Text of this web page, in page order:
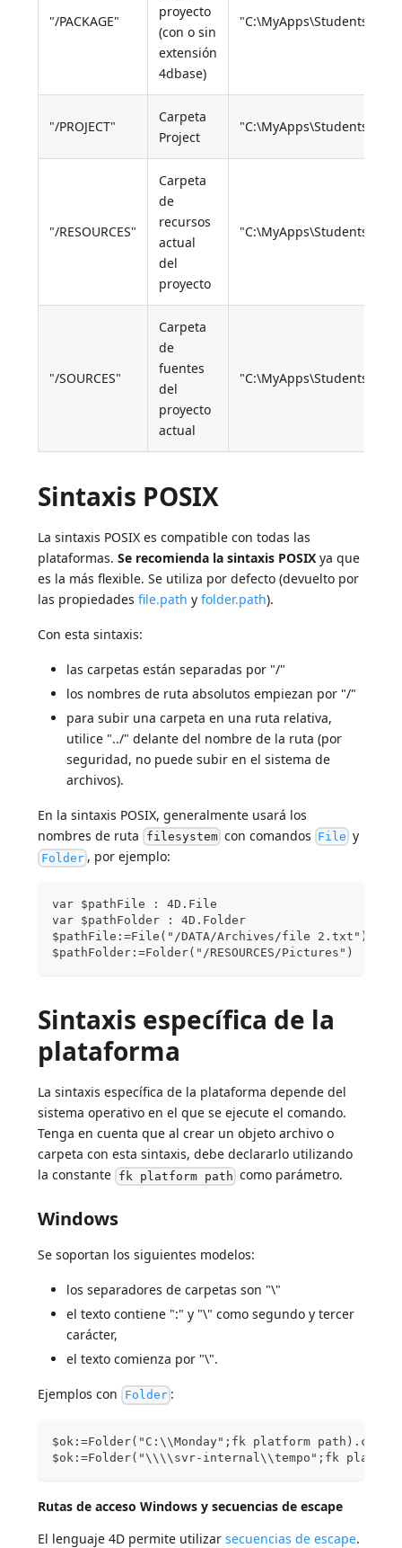
"/PACKAGE"
proyecto
(con o sin
extensión
4dbase)
"C:\MyApps\Students\"
"/PROJECT"
Carpeta
Project
"/RESOURCES"
Carpeta
de
recursos
actual
del
proyecto
"/SOURCES"
Carpeta
de
fuentes
del
proyecto
actual
Sintaxis POSIX
La sintaxis POSIX es compatible con todas las
plataformas.Se recomienda la sintaxis POSIX ya que
es la más flexible. Se utiliza por defecto (devuelto por
las propiedadesfile.path yfolder.path).
Con esta sintaxis:
las carpetas están separadas por "/"
los nombres de ruta absolutos empiezan por "/"
para subir una carpeta en una ruta relativa,
utilice "../" delante del nombre de la ruta (por
seguridad, no puede subir en el sistema de
archivos).
En la sintaxis POSIX, generalmente usará los
nombres de ruta filesystem con comandos File y
Folder , por ejemplo:
var $pathFile : 4D.File
var $pathFolder : 4D.Folder
$pathFile:=File("/DATA/Archives/file 2.txt")
$pathFolder:=Folder("/RESOURCES/Pictures")
Sintaxis específica de la
plataforma
La sintaxis específica de la plataforma depende del
sistema operativo en el que se ejecute el comando.
Tenga en cuenta que al crear un objeto archivo o
carpeta con esta sintaxis, debe declararlo utilizando
la constante fk platform path como parámetro.
Windows
Se soportan los siguientes modelos:
los separadores de carpetas son "\"
el texto contiene ":" y "\" como segundo y tercer
carácter,
el texto comienza por "\".
Ejemplos con Folder :
$ok:=Folder("C:\\Monday";fk platform
$ok:=Folder("\\\\svr-internal\\tempo";fk
Rutas de acceso Windows y secuencias de escape
El lenguaje 4D permite utilizarsecuencias de escape.